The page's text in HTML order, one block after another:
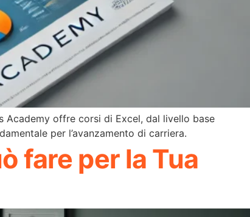
Academy offre corsi di Excel, dal livello base
per l’avanzamento di carriera.
fare per la Tua